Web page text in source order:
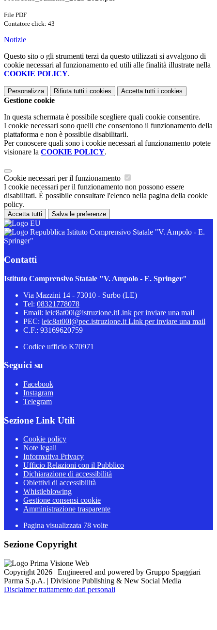
File PDF
Contatore click: 43
Notizie
Questo sito o gli strumenti terzi da questo utilizzati si avvalgono di
cookie necessari al funzionamento ed utili alle finalità illustrate nella
COOKIE POLICY.
Personalizza Rifiuta tutti i cookies Accetta tutti i cookies
Gestione cookie
In questa schermata è possibile scegliere quali cookie consentire.
I cookie necessari sono quelli che consentono il funzionamento della
piattaforma e non è possibile disabilitarli.
Per conoscere quali sono i cookie necessari al funzionamento potete
visionare la COOKIE POLICY.
Cookie necessari per il funzionamento
I cookie necessari per il funzionamento non possono essere
disabilitati. È possibile consultare l'elenco nella pagina della cookie
policy.
Accetta tutti Salva le preferenze
Istituto Comprensivo Statale "V. Ampolo - E.
Springer"
Contatti
Istituto Comprensivo Statale "V. Ampolo - E. Springer"
Via Mazzini 14 - 73010 - Surbo (LE)
Tel: 08321778078
Email: leic8at00l@istruzione.itLink per inviare una mail
PEC: leic8at00l@pec.istruzione.it Link per inviare una mail
C.F.: 93169620759
Codice ufficio K70971
Seguici su
Facebook
Instagram
Telegram
Sezione Link Utili
Cookie policy
Note legali
Informativa Privacy
Ufficio Relazioni con il Pubblico
Dichiarazione di accessibilità
Obiettivi di accessibilità
Whistleblowing
Gestione consensi cookie
Amministrazione trasparente
Pagina visualizzata 78 volte
Sezione Copyright
Copyright 2026 | Engineered and powered by Gruppo Spaggiari
Parma S.p.A. | Divisione Publishing & New Social Media
Disclaimer trattamento dati personali